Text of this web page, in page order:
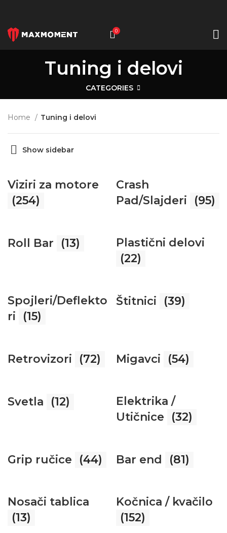
0
Tuning i delovi
CATEGORIES
Home Tuning i delovi
Show sidebar
Viziri za motore
(254)
Crash
Pad/Slajderi
(95)
Roll Bar (13)
Plastični delovi
(22)
Spojleri/Deflekto
ri
(15)
Štitnici (39)
Retrovizori (72) Migavci (54)
Svetla (12)
Elektrika /
Utičnice
(32)
Grip ručice (44) Bar end (81)
Nosači tablica
(13)
Kočnica / kvačilo
(152)